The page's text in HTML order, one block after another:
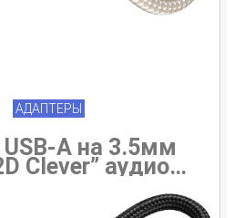
АДАПТЕРЫ
USB-A на 3.5мм
Clever” аудио